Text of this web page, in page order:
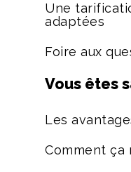
Une
adaptées
Foire aux
Vous êtes
Les
Comment ça